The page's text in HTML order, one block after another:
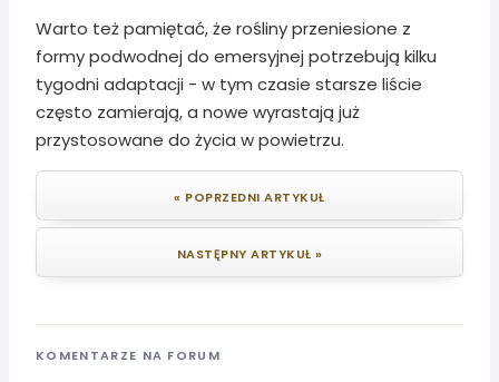
Warto też pamiętać, że rośliny przeniesione z
formy podwodnej do emersyjnej potrzebują kilku
tygodni adaptacji - w tym czasie starsze liście
często zamierają, a nowe wyrastają już
przystosowane do życia w powietrzu.
« POPRZEDNI ARTYKUŁ
NASTĘPNY ARTYKUŁ »
KOMENTARZE NA FORUM